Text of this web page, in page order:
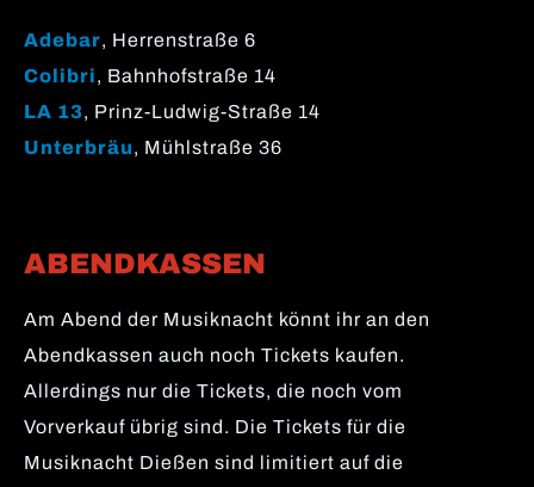
Adebar, Herrenstraße 6
Colibri, Bahnhofstraße 14
LA 13, Prinz-Ludwig-Straße 14
Unterbräu, Mühlstraße 36
ABENDKASSEN
Am Abend der Musiknacht könnt ihr an den
Abendkassen auch noch Tickets kaufen.
Allerdings nur die Tickets, die noch vom
Vorverkauf übrig sind. Die Tickets für die
Musiknacht Dießen sind limitiert auf die